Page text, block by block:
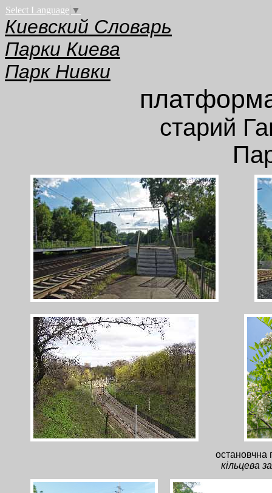
Select Language ▼
Киевский Словарь
Парки Киева
Парк Нивки
старий
остановчна
кільцева